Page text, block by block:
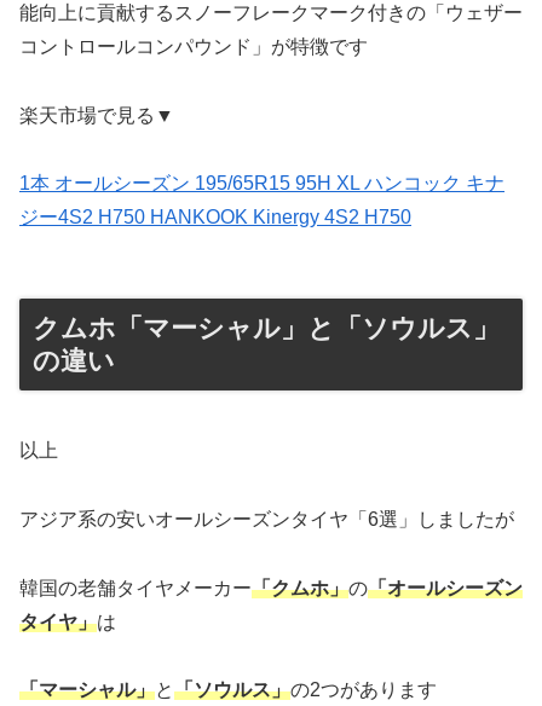
能向上に貢献するスノーフレークマーク付きの「ウェザー
コントロールコンパウンド」が特徴です
楽天市場で見る▼
1本 オールシーズン 195/65R15 95H XL ハンコック キナ
ジー4S2 H750 HANKOOK Kinergy 4S2 H750
クムホ「マーシャル」と「ソウルス」
の違い
以上
アジア系の安いオールシーズンタイヤ「6選」しましたが
韓国の老舗タイヤメーカー「クムホ」の「オールシーズン
タイヤ」は
「マーシャル」と「ソウルス」の2つがあります